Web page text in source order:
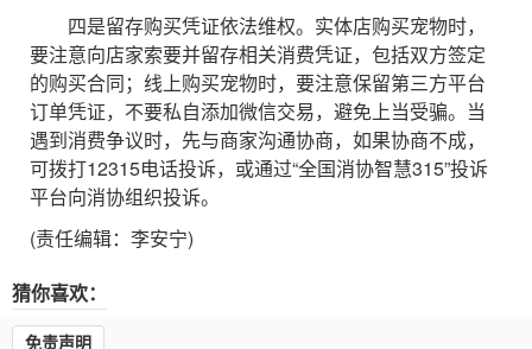
四是留存购买凭证依法维权。实体店购买宠物时，
要注意向店家索要并留存相关消费凭证，包括双方签定
的购买合同；线上购买宠物时，要注意保留第三方平台
订单凭证，不要私自添加微信交易，避免上当受骗。当
遇到消费争议时，先与商家沟通协商，如果协商不成，
可拨打12315电话投诉，或通过“全国消协智慧315”投诉
平台向消协组织投诉。
(责任编辑：李安宁)
猜你喜欢：
免责声明